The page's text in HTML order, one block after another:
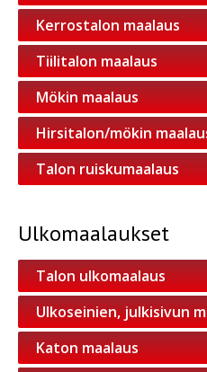
Kerrostalon maalaus
Tiilitalon maalaus
Mökin maalaus
Hirsitalon/mökin
Talon ruiskumaalaus
Ulkomaalaukset
Talon ulkomaalaus
Ulkoseinien, julkisivun
Katon maalaus